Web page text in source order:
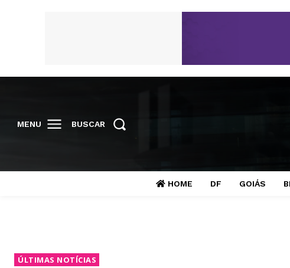
MENU BUSCAR
HOME DF GOIÁS
ÚLTIMAS NOTÍCIAS